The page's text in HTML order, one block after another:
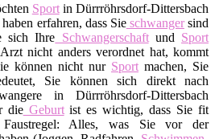
Sportin Dürrröhrsdorf-Dittersbach
erfahren, dass Sieschwangersind
sich Ihre Schwangerschaftund Sport
nicht anders verordnet hat, kommt
können nicht nur Sport machen, Sie
Sie können sich direkt nach
in Dürrröhrsdorf-Dittersbach
dieGeburtist es wichtig, dass Sie fit
Alles, was Sie vor der